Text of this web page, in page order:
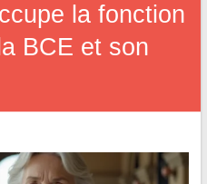
la fonction
BCE et son